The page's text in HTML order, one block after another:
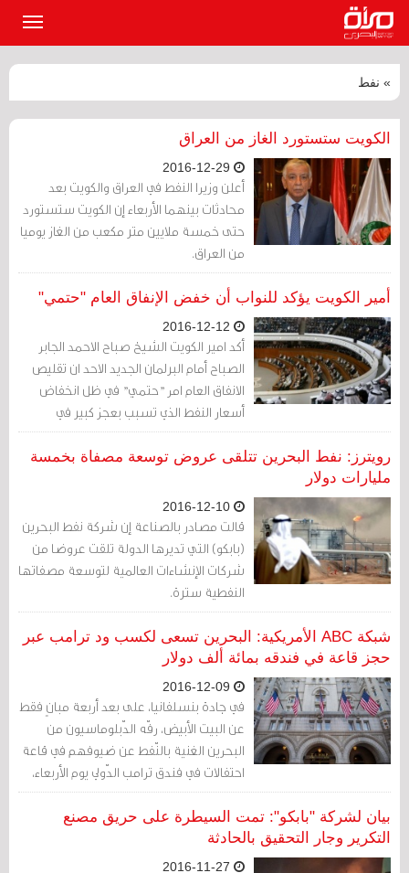
» نفط
الكويت ستستورد الغاز من العراق
أعلن وزيرا النفط في العراق والكويت بعد
محادثات بينهما الأربعاء إن الكويت ستستورد
حتى خمسة ملايين متر مكعب من الغاز يوميا
من العراق.
أمير الكويت يؤكد للنواب أن خفض الإنفاق العام "حتمي"
أكد امير الكويت الشيخ صباح الاحمد الجابر
الصباح أمام البرلمان الجديد الاحد ان تقليص
الانفاق العام امر "حتمي" في ظل انخفاض
أسعار النفط الذي تسبب بعجز كبير في
الموازنة العامة للامارة الخليجية.
رويترز: نفط البحرين تتلقى عروض توسعة مصفاة بخمسة
مليارات دولار
قالت مصادر بالصناعة إن شركة نفط البحرين
(بابكو) التي تديرها الدولة تلقت عروضا من
شركات الإنشاءات العالمية لتوسعة مصفاتها
النفطية سترة.
شبكة ABC الأمريكية: البحرين تسعى لكسب ود ترامب عبر
حجز قاعة في فندقه بمائة ألف دولار
في جادة بنسلفانيا، على بعد أربعة مبانٍ فقط
عن البيت الأبيض، رفّه الدّبلوماسيون من
البحرين الغنية بالنّفط عن ضيوفهم في قاعة
احتفالات في فندق ترامب الدّولي يوم الأربعاء،
وهو حدث قال النّاقدون إنّه جسّد مخاوف
متزايدة بشأن حجز الزّعماء الأجانب ممتلكات
ترامب لمحاولة كسب ود الرّئيس الأمريكي
المقبل.
بيان لشركة "بابكو": تمت السيطرة على حريق مصنع
التكرير وجار التحقيق بالحادثة